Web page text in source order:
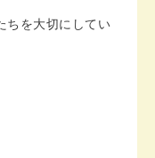
ちを大切にしてい